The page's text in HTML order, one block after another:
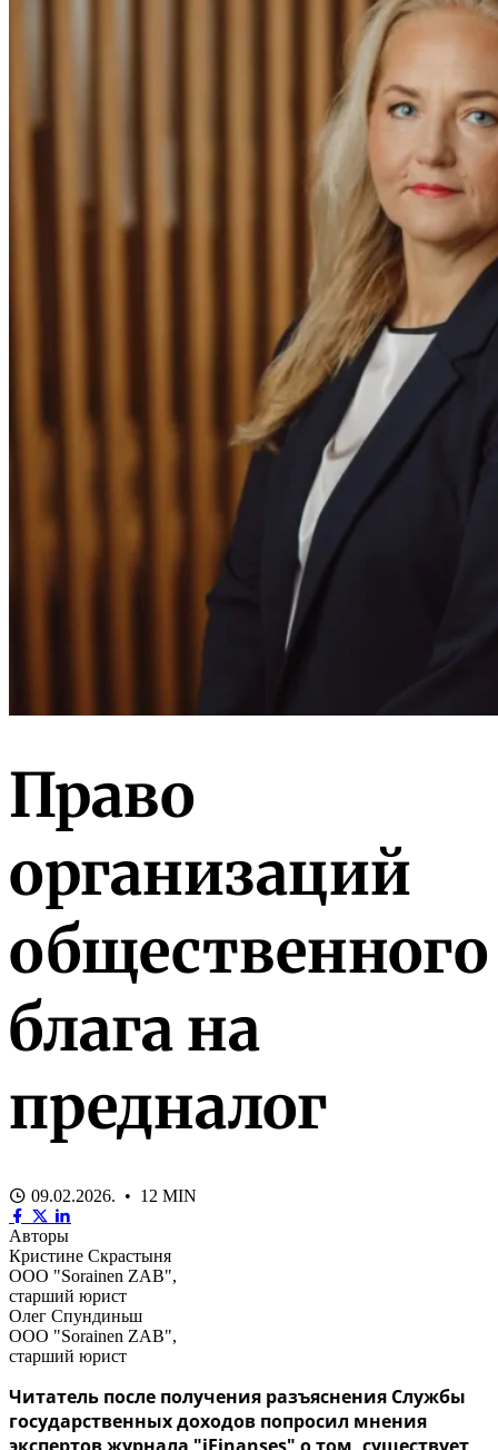
Право
организаций
общественного
блага на
предналог
09.02.2026. • 12 MIN
Авторы
Кристине Скрастыня
ООО "Sorainen ZAB",
старший юрист
Олег Спундиньш
ООО "Sorainen ZAB",
старший юрист
Читатель после получения разъяснения Службы
государственных доходов попросил мнения